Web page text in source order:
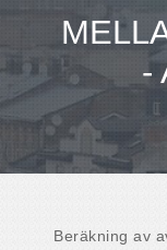
-
Beräkning av